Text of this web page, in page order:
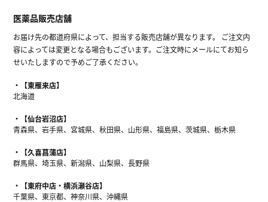
医薬品販売店舗
お届け先の都道府県によって、担当する販売店舗が異なります。 ご注文内
容によっては変更となる場合もございます。ご注文時にメールにてお知ら
せいたしますので予めご了承ください。
【東雁来店】
北海道
【仙台岩沼店】
青森県、岩手県、宮城県、秋田県、山形県、福島県、茨城県、栃木県
【久喜菖蒲店】
群馬県、埼玉県、新潟県、山梨県、長野県
【東府中店・横浜瀬谷店】
千葉県、東京都、神奈川県、沖縄県